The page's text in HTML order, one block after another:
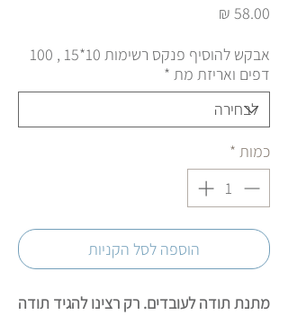
אבקש להוסיף פנקס רשימות 10*15 , 100
דפים ואריזת מת *
כמות *
הוספה לסל הקניות
מתנת תודה לעובדים. רק רצינו להגיד תודה